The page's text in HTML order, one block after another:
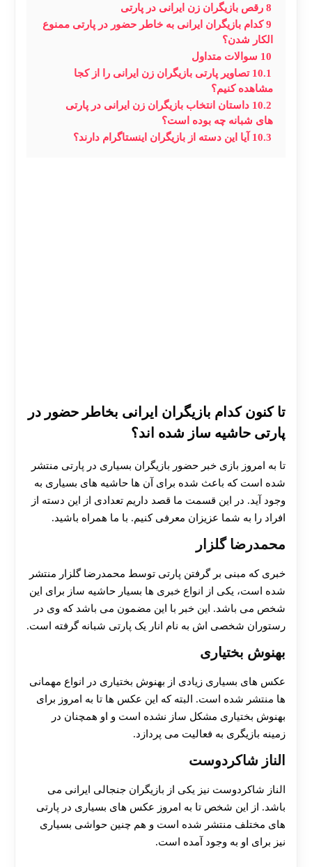
8 رقص بازیگران زن ایرانی در پارتی
9 کدام بازیگران ایرانی به خاطر حضور در پارتی ممنوع
الکار شدن؟
10 سوالات متداول
10.1 تصاویر پارتی بازیگران زن ایرانی را از کجا
مشاهده کنیم؟
10.2 داستان انتخاب بازیگران زن ایرانی در پارتی
های شبانه چه بوده است؟
10.3 آیا این دسته از بازیگران اینستاگرام دارند؟
تا کنون کدام بازیگران ایرانی بخاطر حضور در
پارتی حاشیه ساز شده اند؟
تا به امروز بازی خبر حضور بازیگران بسیاری در پارتی منتشر
شده است که باعث شده برای آن ها حاشیه های بسیاری به
وجود آید. در این قسمت ما قصد داریم تعدادی از این دسته از
افراد را به شما عزیزان معرفی کنیم. با ما همراه باشید.
محمدرضا گلزار
خبری که مبنی بر گرفتن پارتی توسط محمدرضا گلزار منتشر
شده است، یکی از انواع خبری ها بسیار حاشیه ساز برای این
شخص می باشد. این خبر با این مضمون می باشد که وی در
رستوران شخصی اش به نام انار یک پارتی شبانه گرفته است.
بهنوش بختیاری
عکس های بسیاری زیادی از بهنوش بختیاری در انواع مهمانی
ها منتشر شده است. البته که این عکس ها تا به امروز برای
بهنوش بختیاری مشکل ساز نشده است و او همچنان در
زمینه بازیگری به فعالیت می پردازد.
الناز شاکردوست
الناز شاکردوست نیز یکی از بازیگران جنجالی ایرانی می
باشد. از این شخص تا به امروز عکس های بسیاری در پارتی
های مختلف منتشر شده است و هم چنین حواشی بسیاری
نیز برای او به وجود آمده است.